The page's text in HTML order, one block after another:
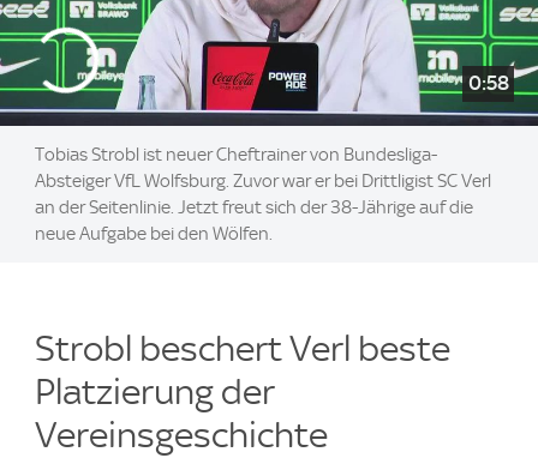
0:58
Tobias Strobl ist neuer Cheftrainer von Bundesliga-
Absteiger VfL Wolfsburg. Zuvor war er bei Drittligist SC Verl
an der Seitenlinie. Jetzt freut sich der 38-Jährige auf die
neue Aufgabe bei den Wölfen.
Strobl beschert Verl beste
Platzierung der
Vereinsgeschichte